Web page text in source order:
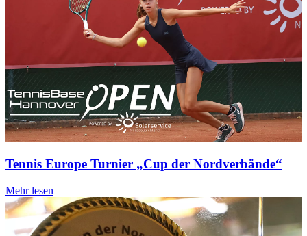
Tennis Europe Turnier „Cup der Nordverbände“
Mehr lesen